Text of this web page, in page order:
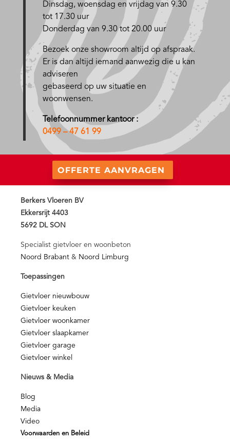
Dinsdag, woensdag en vrijdag van 9.30
tot 17.30 uur
Donderdag van 9.30 tot 20.00 uur
Bezoek onze showroom altijd op afspraak.
Er is dan altijd iemand aanwezig die u kan
adviseren
gebaseerd op uw situatie en
woonwensen.
Telefoonnummer kantoor :
0499 – 47 61 99
OFFERTE AANVRAGEN
Berkers Vloeren BV
Ekkersrijt 4403
5692 DL SON
Specialist gietvloer en woonbeton
Noord Brabant & Noord Limburg
Toepassingen
Gietvloer nieuwbouw
Gietvloer keuken
Gietvloer woonkamer
Gietvloer slaapkamer
Gietvloer garage
Gietvloer winkel
Nieuws & Media
Blog
Media
Video
Voorwaarden en Beleid